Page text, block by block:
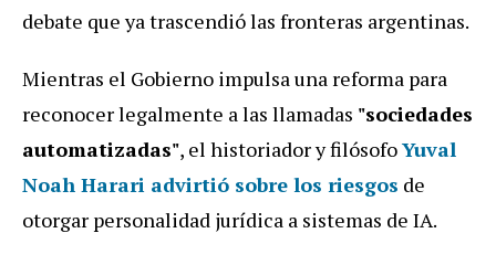
debate que ya trascendió las fronteras argentinas.
Mientras el Gobierno impulsa una reforma para
reconocer legalmente a las llamadas "sociedades
automatizadas", el historiador y filósofoYuval
Noah Harari advirtió sobre los riesgos de
otorgar personalidad jurídica a sistemas de IA.